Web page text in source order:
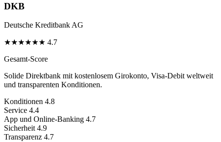
DKB
Deutsche Kreditbank AG
★★★★★★ 4.7
Gesamt-Score
Solide Direktbank mit kostenlosem Girokonto, Visa-Debit weltweit
und transparenten Konditionen.
Konditionen 4.8
Service 4.4
App und Online-Banking 4.7
Sicherheit 4.9
Transparenz 4.7